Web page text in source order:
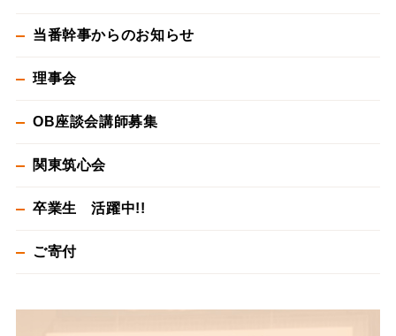
当番幹事からのお知らせ
理事会
OB座談会講師募集
関東筑心会
卒業生 活躍中!!
ご寄付